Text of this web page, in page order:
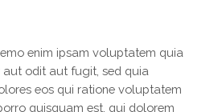
enim ipsam voluptatem quia
odit aut fugit, sed quia
eos qui ratione voluptatem
quisquam est, qui dolorem